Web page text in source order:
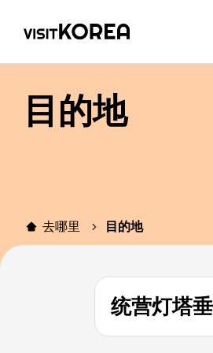
目的地
去哪里 目的地
统营灯塔